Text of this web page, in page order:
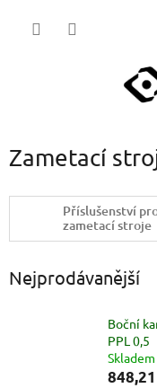
Zametací
Příslušenství
zametací stroje
Nejprodávanější
Boční
PPL 0,5